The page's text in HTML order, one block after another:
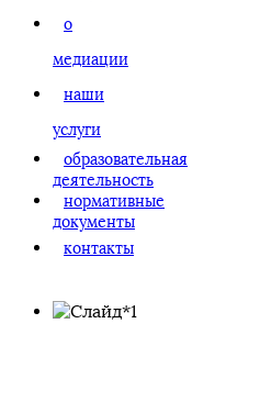
о
медиации
наши
услуги
образовательная
деятельность
нормативные
документы
контакты